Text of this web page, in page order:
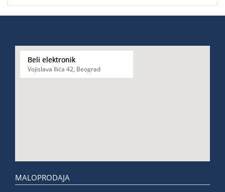
Beli elektronik
Vojislava Ilića 42, Beograd
MALOPRODAJA